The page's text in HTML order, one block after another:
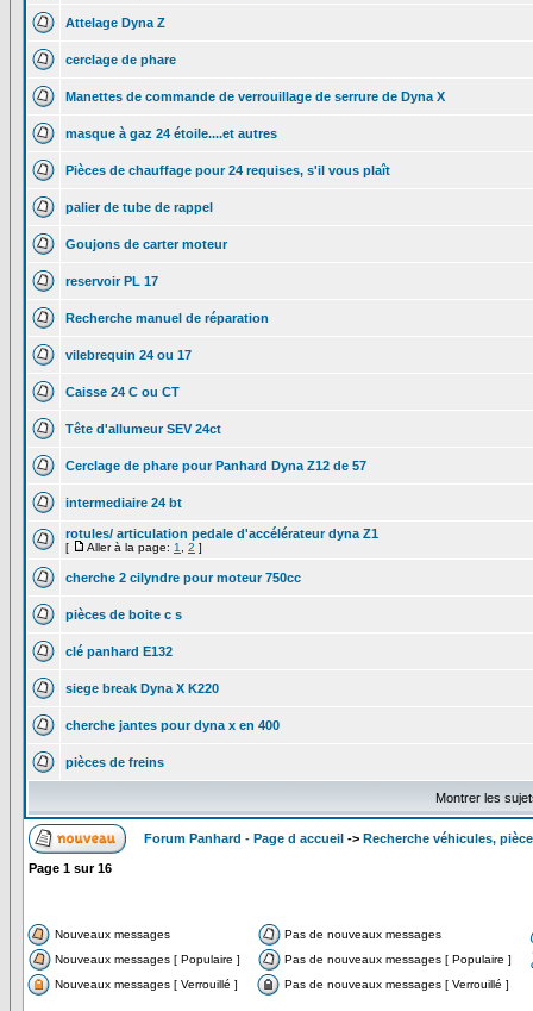
Attelage Dyna Z
cerclage de phare
Manettes de commande de verrouillage de serrure de Dyna X
masque à gaz 24 étoile....et autres
Pièces de chauffage pour 24 requises, s'il vous plaît
palier de tube de rappel
Goujons de carter moteur
reservoir PL 17
Recherche manuel de réparation
vilebrequin 24 ou 17
Caisse 24 C ou CT
Tête d'allumeur SEV 24ct
Cerclage de phare pour Panhard Dyna Z12 de 57
intermediaire 24 bt
rotules/ articulation pedale d'accélérateur dyna Z1
[ Aller à la page: 1 2 ]
cherche 2 cilyndre pour moteur 750cc
pièces de boite c s
clé panhard E132
siege break Dyna X K220
cherche jantes pour dyna x en 400
pièces de freins
Montrer les
Forum Panhard - Page d accueil -> Recherche véhicules,
Page 1 sur16
Nouveaux messages
Pas de nouveaux messages
Nouveaux messages [ Populaire ]
Pas de nouveaux messages [ Populaire ]
Nouveaux messages [ Verrouillé ]
Pas de nouveaux messages [ Verrouillé ]